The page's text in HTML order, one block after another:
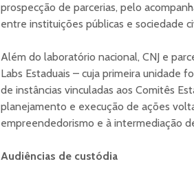
prospecção de parcerias, pelo
entre instituições públicas e sociedade
Além do laboratório nacional, CNJ e
Labs Estaduais – cuja primeira unidade
de instâncias vinculadas aos Comitês
planejamento e execução de ações
empreendedorismo e à intermediação
Audiências de custódia